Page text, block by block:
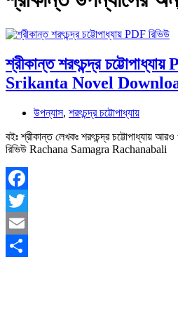
শ্রীকান্ত শরৎচন্দ্র
Srikanta Novel
উপন্যাস, শরৎচন্দ্র চট্টোপাধ্যায়
বইঃ শ্রীকান্ত লেখকঃ শরৎচন্দ্র চট্টোপাধ্যায়
রিভিউ Rachana Samagra Rachanabali
Facebook
Twitter
Email